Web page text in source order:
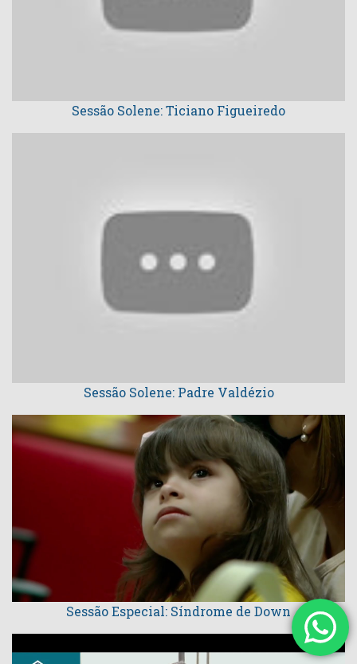
Sessão Solene: Ticiano Figueiredo
Sessão Solene: Padre Valdézio
Sessão Especial: Síndrome de Down